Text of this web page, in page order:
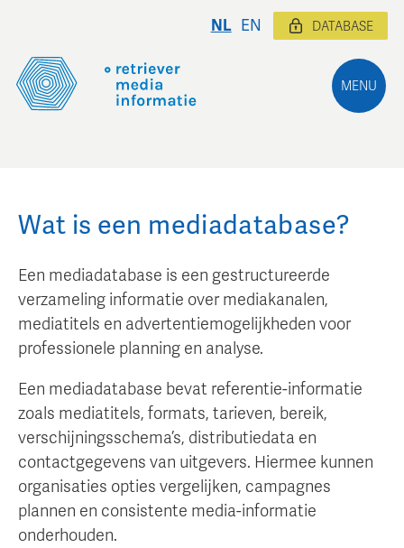
MENU
NL EN DATABASE
Wat is een mediadatabase?
Een mediadatabase is een gestructureerde
verzameling informatie over mediakanalen,
mediatitels en advertentiemogelijkheden voor
professionele planning en analyse.
Een mediadatabase bevat referentie-informatie
zoals mediatitels, formats, tarieven, bereik,
verschijningsschema’s, distributiedata en
contactgegevens van uitgevers. Hiermee kunnen
organisaties opties vergelijken, campagnes
plannen en consistente media-informatie
onderhouden.